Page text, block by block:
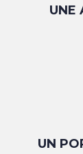
UNE
UN